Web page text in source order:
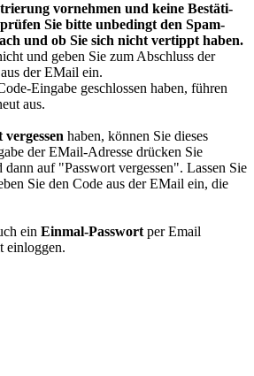
vor­nehmen und keine Bestäti­
Sie bitte unbedingt den Spam-
und ob Sie sich nicht vertippt haben.
und geben Sie zum Abschluss der
der EMail ein.
Eingabe geschlossen haben, führen
aus.
vergessen haben, können Sie dieses
der EMail-Adresse drücken Sie
auf "Passwort vergessen". Lassen Sie
Sie den Code aus der EMail ein, die
ein Einmal-Passwort per Email
einloggen.